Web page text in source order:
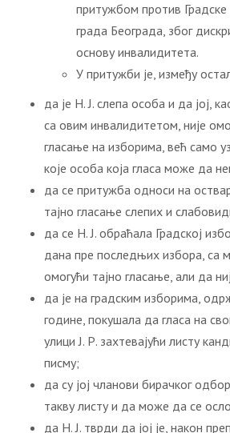
притужбом против Градске
града Београда, због
основу инвалидитета.
У притужби је, између
да је Н. Ј. слепа особа и да јој,
са овим инвалидитетом, није
гласање на изборима, већ само
које особа која гласа може да
да се притужба односи на
тајно гласање слепих и
да се Н. Ј. обраћала Градској
дана пре последњих избора, са
омогући тајно гласање, али да
да је на градским изборима,
године, покушала да гласа на
улици Ј. Р. захтевајући листу
писму;
да су јој чланови бирачког
такву листу и да може да се
да Н. Ј. тврди да јој је, након